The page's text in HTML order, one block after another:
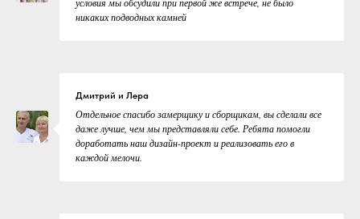
никаких подводных камней
Дмитрий и Лера
Отдельное спасибо замерщику и сборщикам, вы сделали все
даже лучше, чем мы представляли себе. Ребята помогли
доработать наш дизайн-проект и реализовать его в
каждой мелочи.